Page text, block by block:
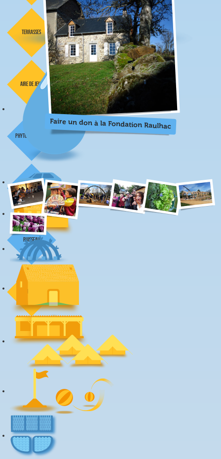
terrasses
aire de jeux
phyto épuration
étang
ruisseau
observatoire
Faire un don à la Fondation Raulhac